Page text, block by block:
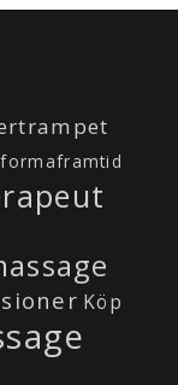
formaframtid
Köp